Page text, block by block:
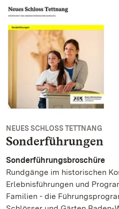
NEUES SCHLOSS TETTNANG
Sonderführungen
Sonderführungsbroschüre
Rundgänge im historischen
Erlebnisführungen und
Familien - die